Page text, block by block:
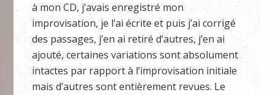
à mon CD, j’avais enregistré mon
improvisation, je l’ai écrite et puis j’ai corrigé
des passages, j’en ai retiré d’autres, j’en ai
ajouté, certaines variations sont absolument
intactes par rapport à l’improvisation initiale
mais d’autres sont entièrement revues. Le